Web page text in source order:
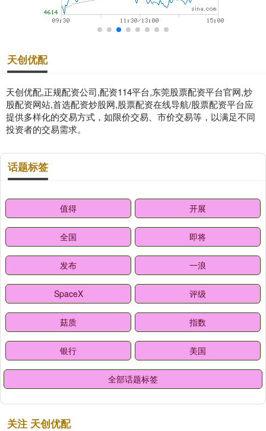
天创优配
天创优配,正规配资公司,配资114平台,东莞股票配资平台官网,炒
股配资网站,首选配资炒股网,股票配资在线导航/股票配资平台应
提供多样化的交易方式，如限价交易、市价交易等，以满足不同
投资者的交易需求。
话题标签
值得 开展
全国 即将
发布 一浪
SpaceX 评级
菇质 指数
银行 美国
全部话题标签
关注 天创优配